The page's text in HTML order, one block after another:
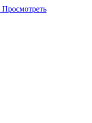
Просмотреть